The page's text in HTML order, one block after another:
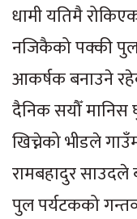
धामी यतिमै
नजिकैको पक्की
आकर्षक बनाउने
दैनिक सयौँ
खिच्नेको भीडले
रामबहादुर साउदले
पुल पर्यटकको